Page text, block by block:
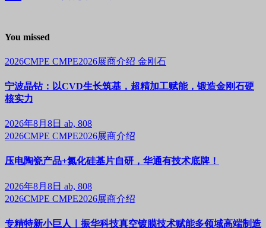
You missed
2026CMPE CMPE2026展商介绍 金刚石
宁波晶钻：以CVD生长筑基，超精加工赋能，锻造金刚石硬
核实力
2026年8月8日 ab, 808
2026CMPE CMPE2026展商介绍
压电陶瓷产品+氮化硅基片自研，华通有技术底牌！
2026年8月8日 ab, 808
2026CMPE CMPE2026展商介绍
专精特新小巨人｜振华科技真空镀膜技术赋能多领域高端制造